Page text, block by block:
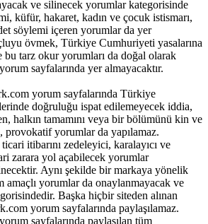
ve silinecek yorumlar kategorisinde
küfür, hakaret, kadın ve çocuk istismarı,
söylemi içeren yorumlar da yer
övmek, Türkiye Cumhuriyeti yasalarına
bu tarz okur yorumları da doğal olarak
sayfalarında yer almayacaktır.
yorum sayfalarında Türkiye
doğruluğu ispat edilemeyecek iddia,
halkın tamamını veya bir bölümünü kin ve
provokatif yorumlar da yapılamaz.
itibarını zedeleyici, karalayıcı ve
zarara yol açabilecek yorumlar
Aynı şekilde bir markaya yönelik
amaçlı yorumlar da onaylanmayacak ve
Başka hiçbir siteden alınan
yorum sayfalarında paylaşılamaz.
sayfalarında paylaşılan tüm